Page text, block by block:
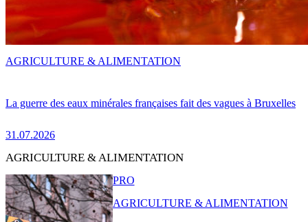
La guerre des eaux minérales françaises fait des vagues à Bruxelles
31.07.2026
AGRICULTURE & ALIMENTATION
AGRICULTURE & ALIMENTATION
PRO
AGRICULTURE & ALIMENTATION